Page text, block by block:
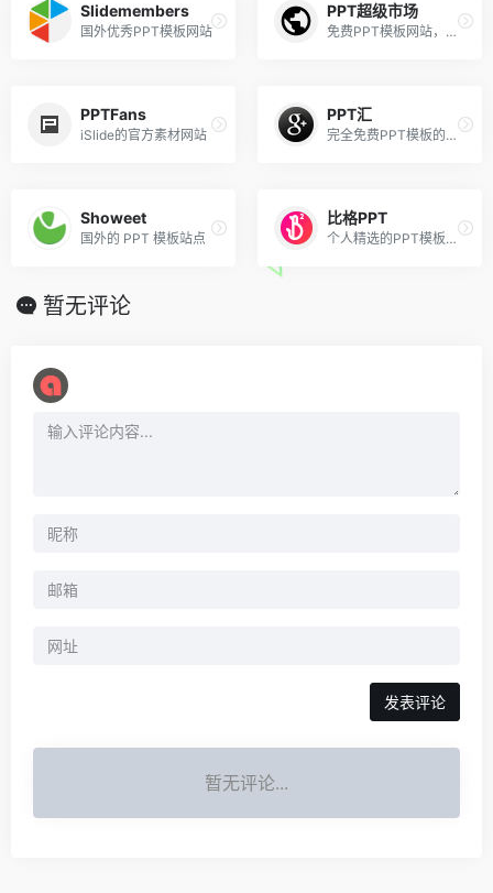
Slidemembers
国外优秀PPT模板网站
PPT超级市场
免费PPT模板网站，资源挺多的
PPTFans
iSlide的官方素材网站
PPT汇
完全免费PPT模板的网站（需关注公众号）
Showeet
国外的 PPT 模板站点
比格PPT
个人精选的PPT模板网站
暂无评论
暂无评论...